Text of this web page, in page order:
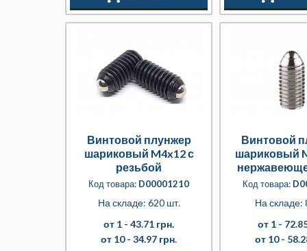
Винтовой плунжер
шариковый M4x12 с
резьбой
Код товара: D00001210
На складе: 620 шт.
от 1 - 43.71 грн.
от 10 - 34.97 грн.
Винтовой
шариковый
Код товара:
На складе:
от 1 -
от 10 -